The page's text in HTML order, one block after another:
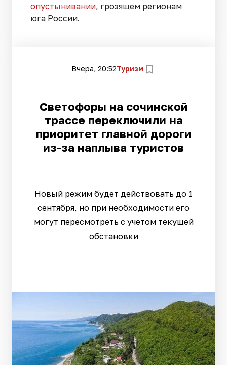
опустынивании, грозящем регионам
юга России.
Вчера, 20:52Туризм
Светофоры на сочинской
трассе переключили на
приоритет главной дороги
из-за наплыва туристов
Новый режим будет действовать до 1
сентября, но при необходимости его
могут пересмотреть с учетом текущей
обстановки